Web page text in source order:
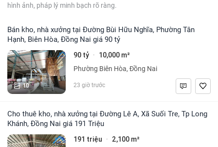
hình ảnh, pháp lý minh bạch rõ ràng.
Bán kho, nhà xưởng tại Đường Bùi Hữu Nghĩa, Phường Tân
Hạnh, Biên Hòa, Đồng Nai giá 90 tỷ
10
90 tỷ · 10,000 m²
Phường Biên Hòa, Đồng Nai
23 giờ trước
Cho thuê kho, nhà xưởng tại Đường Lê A, Xã Suối Tre, Tp Long
Khánh, Đồng Nai giá 191 Triệu
191 triệu · 2,100 m²